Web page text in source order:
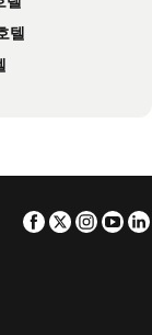
텔
타로 호텔Facebook
Twitter